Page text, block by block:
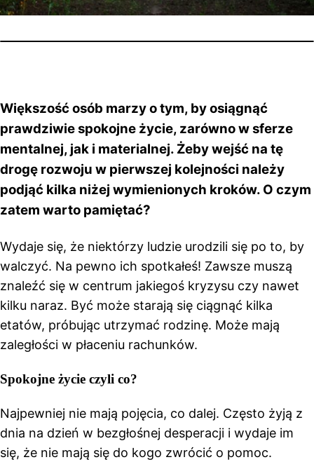
Większość osób marzy o tym, by osiągnąć
prawdziwie spokojne życie, zarówno w sferze
mentalnej, jak i materialnej. Żeby wejść na tę
drogę rozwoju w pierwszej kolejności należy
podjąć kilka niżej wymienionych kroków. O czym
zatem warto pamiętać?
Wydaje się, że niektórzy ludzie urodzili się po to, by
walczyć. Na pewno ich spotkałeś! Zawsze muszą
znaleźć się w centrum jakiegoś kryzysu czy nawet
kilku naraz. Być może starają się ciągnąć kilka
etatów, próbując utrzymać rodzinę. Może mają
zaległości w płaceniu rachunków.
Spokojne życie czyli co?
Najpewniej nie mają pojęcia, co dalej. Często żyją z
dnia na dzień w bezgłośnej desperacji i wydaje im
się, że nie mają się do kogo zwrócić o pomoc.